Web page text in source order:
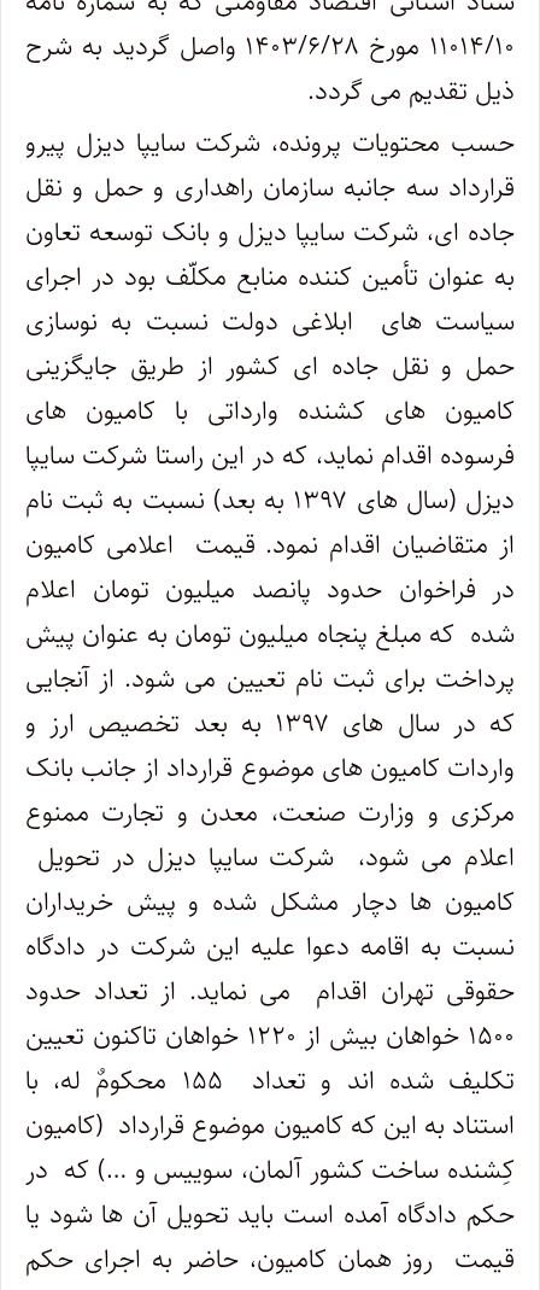
۱۱۰۱۴/۱۰ مورخ ۱۴۰۳/۶/۲۸ واصل گردید به شرح
ذیل تقدیم می گردد.
حسب محتویات پرونده، شرکت سایپا دیزل پیرو
قرارداد سه جانبه سازمان راهداری و حمل و نقل
جاده ای، شرکت سایپا دیزل و بانک توسعه تعاون
به عنوان تأمین کننده منابع مکلّف بود در اجرای
سیاست های ابلاغی دولت نسبت به نوسازی
حمل و نقل جاده ای کشور از طریق جایگزینی
کامیون های کشنده وارداتی با کامیون های
فرسوده اقدام نماید، که در این راستا شرکت سایپا
دیزل (سال های ۱۳۹۷ به بعد) نسبت به ثبت نام
از متقاضیان اقدام نمود. قیمت اعلامی کامیون
در فراخوان حدود پانصد میلیون تومان اعلام
شده که مبلغ پنجاه میلیون تومان به عنوان پیش
پرداخت برای ثبت نام تعیین می شود. از آنجایی
که در سال های ۱۳۹۷ به بعد تخصیص ارز و
واردات کامیون های موضوع قرارداد از جانب بانک
مرکزی و وزارت صنعت، معدن و تجارت ممنوع
اعلام می شود، شرکت سایپا دیزل در تحویل
کامیون ها دچار مشکل شده و پیش خریداران
نسبت به اقامه دعوا علیه این شرکت در دادگاه
حقوقی تهران اقدام می نماید. از تعداد حدود
۱۵۰۰ خواهان بیش از ۱۲۲۰ خواهان تاکنون تعیین
تکلیف شده اند و تعداد ۱۵۵ محکومٌ له، با
استناد به این که کامیون موضوع قرارداد (کامیون
کِشنده ساخت کشور آلمان، سوییس و …) که در
حکم دادگاه آمده است باید تحویل آن ها شود یا
قیمت روز همان کامیون، حاضر به اجرای حکم